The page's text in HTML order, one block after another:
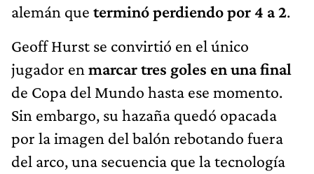
alemán que terminó perdiendo por 4 a 2.
Geoff Hurst se convirtió en el único
jugador en marcar tres goles en una final
de Copa del Mundo hasta ese momento.
Sin embargo, su hazaña quedó opacada
por la imagen del balón rebotando fuera
del arco, una secuencia que la tecnología